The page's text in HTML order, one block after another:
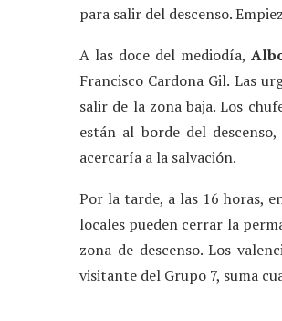
para salir del descenso.
A las doce del mediodía,
Francisco Cardona Gil. Las
salir de la zona baja. Los
están al borde del
acercaría a la salvación.
Por la tarde, a las 16 horas,
locales pueden cerrar la
zona de descenso. Los
visitante del Grupo 7, suma